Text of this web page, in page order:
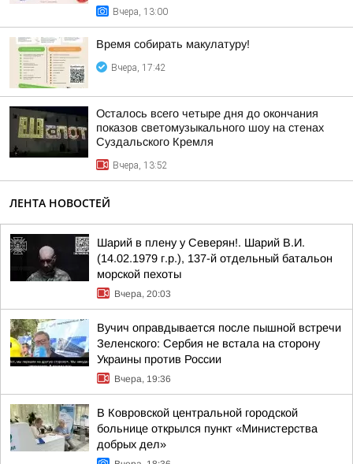
Вчера, 13:00
Время собирать макулатуру!
Вчера, 17:42
Осталось всего четыре дня до окончания
показов светомузыкального шоу на стенах
Суздальского Кремля
Вчера, 13:52
ЛЕНТА НОВОСТЕЙ
Шарий в плену у Северян!. Шарий В.И.
(14.02.1979 г.р.), 137-й отдельный батальон
морской пехоты
Вчера, 20:03
Вучич оправдывается после пышной встречи
Зеленского: Сербия не встала на сторону
Украины против России
Вчера, 19:36
В Ковровской центральной городской
больнице открылся пункт «Министерства
добрых дел»